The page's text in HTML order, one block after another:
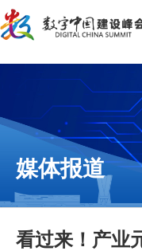
媒体报道
看过来！产业